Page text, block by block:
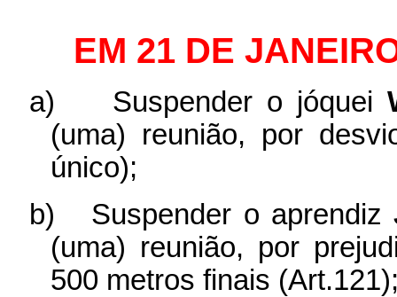
EM 21 DE
a) Suspender o jóquei
(uma) reunião, por
único);
b)
Suspender o aprendiz
(uma) reunião, por
500 metros finais